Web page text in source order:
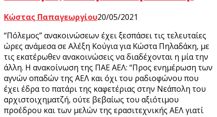
Κώστας Παπαγεωργίου20/05/2021
“Πόλεμος” ανακοινώσεων έχει ξεσπάσει τις τελευταίες
ώρες ανάμεσα σε Αλέξη Κούγια για Κώστα Πηλαδάκη, με
τις εκατέρωθεν ανακοινώσεις να διαδέχονται η μία την
άλλη. Η ανακοίνωση της ΠΑΕ ΑΕΛ: “Προς ενημέρωση των
αγνών οπαδών της ΑΕΛ και όχι του ραδιοφώνου που
έχει έδρα το πατάρι της καφετέριας στην Νεάπολη του
αρχιστοιχηματζή, ούτε βεβαίως του αξιότιμου
προέδρου και των μελών της ερασιτεχνικής ΑΕΛ γιατί